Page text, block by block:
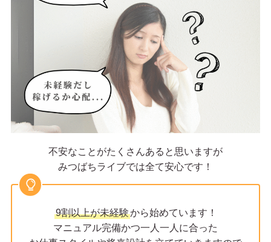
不安なことがたくさんあると思いますが
みつばちライブでは全て安心です！
9割以上が未経験から始めています！
マニュアル完備かつ一人一人に合った